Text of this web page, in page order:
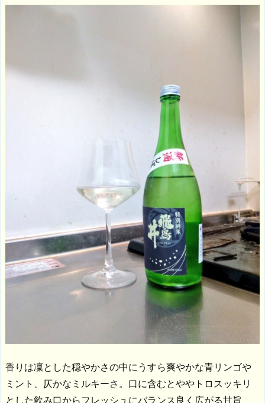
香りは凜とした穏やかさの中にうすら爽やかな青リンゴや
ミント、仄かなミルキーさ。口に含むとややトロスッキリ
とした飲み口からフレッシュにバランス良く広がる甘旨